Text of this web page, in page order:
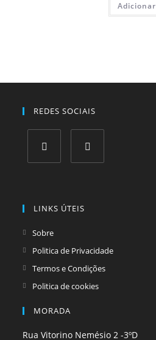
Adicionar
REDES SOCIAIS
tab
LINKS ÚTEIS
Sobre
Politica de Privacidade
Termos e Condições
Politica de cookies
MORADA
Rua Vitorino Nemésio 2 -3ºD